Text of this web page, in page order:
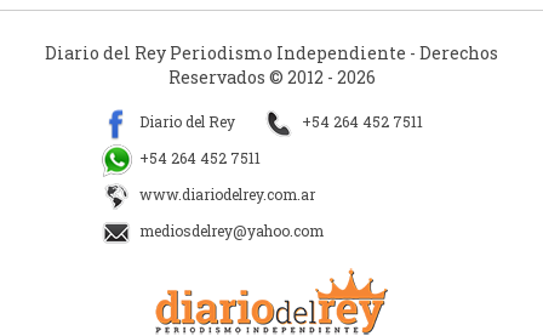
Diario del Rey Periodismo Independiente - Derechos
Reservados © 2012 - 2026
Diario del Rey
+54 264 452 7511
+54 264 452 7511
www.diariodelrey.com.ar
mediosdelrey@yahoo.com